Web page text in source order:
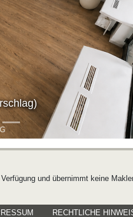
und übernimmt keine
RECHTLICHE